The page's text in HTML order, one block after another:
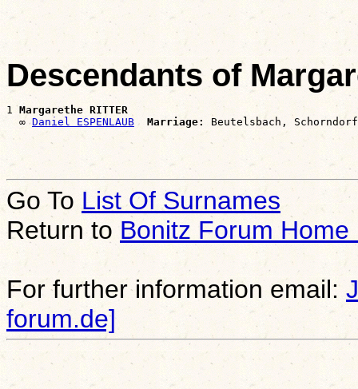
Descendants of
1 Margarethe RITTER
  ∞
Daniel ESPENLAUB Marriage:
Go To List Of Surnames
Return to Bonitz Forum Home
For further information email:
forum.de]